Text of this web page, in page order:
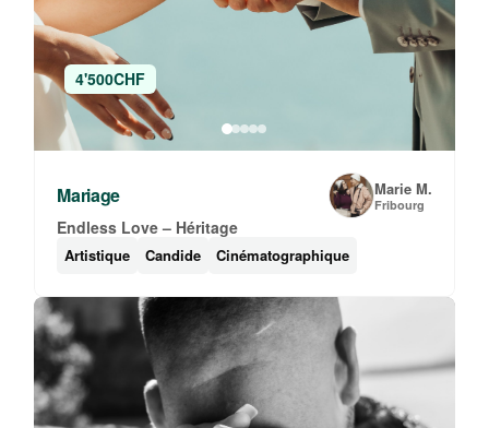
4'500CHF
Mariage Marie M.
Fribourg
Endless Love – Héritage
Artistique Candide Cinématographique